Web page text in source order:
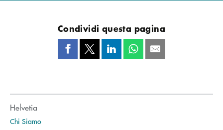
Condividi questa pagina
Helvetia
Chi Siamo